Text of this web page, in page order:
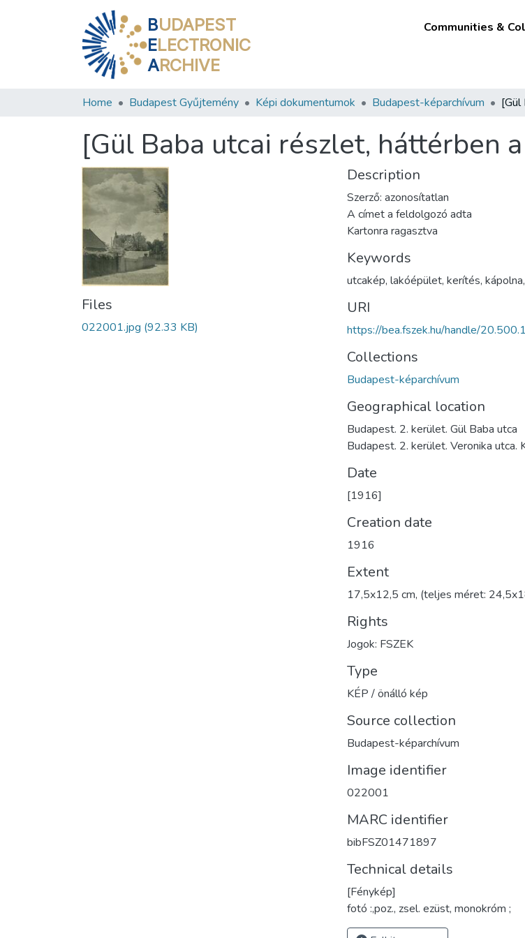
BUDAPEST
ELECTRONIC
ARCHIVE
Communities &
Home Budapest Gyűjtemény Képi dokumentumok Budapest-képarchívum
[Gül Baba utcai részlet, háttérben
Files
022001.jpg (92.33 KB)
Description
Szerző: azonosítatlan
A címet a feldolgozó adta
Kartonra ragasztva
Keywords
utcakép, lakóépület, kerítés, kápolna,
URI
https://bea.fszek.hu/handle/
Collections
Budapest-képarchívum
Geographical location
Budapest. 2. kerület. Gül Baba utca
Budapest. 2. kerület. Veronika utca.
Date
[1916]
Creation date
1916
Extent
17,5x12,5 cm, (teljes méret:
Rights
Jogok: FSZEK
Type
KÉP / önálló kép
Source collection
Budapest-képarchívum
Image identifier
022001
MARC identifier
bibFSZ01471897
Technical details
[Fénykép]
fotó :,poz., zsel. ezüst, monokróm ;